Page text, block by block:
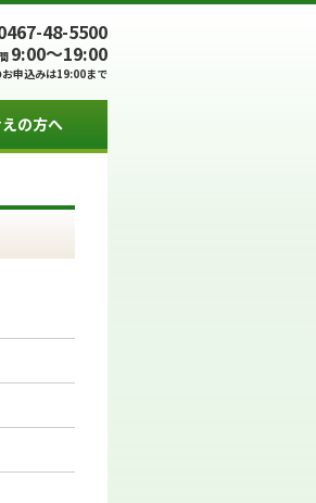
48-5500
9:00～19:00
申込みは19:00まで
の方へ